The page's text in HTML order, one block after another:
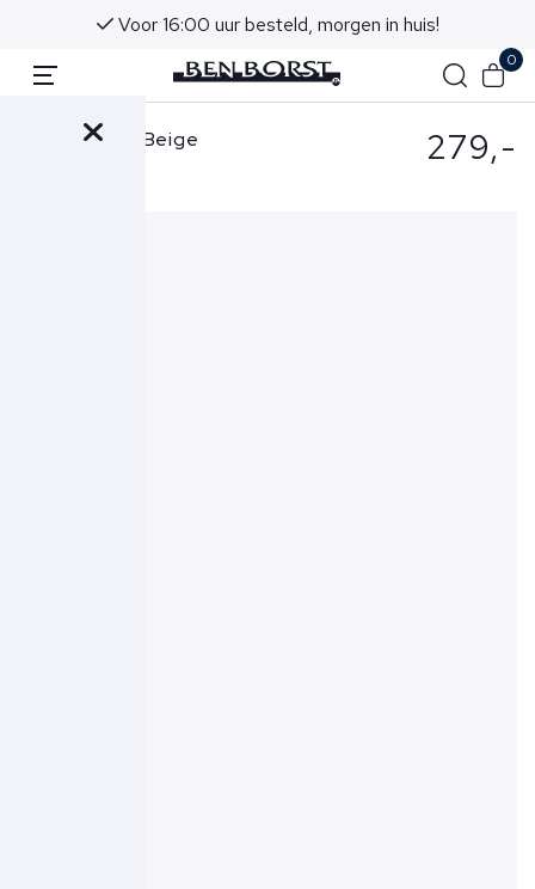
Voor 16:00 uur besteld, morgen in huis!
0
Wahts Broek Beige 279,-